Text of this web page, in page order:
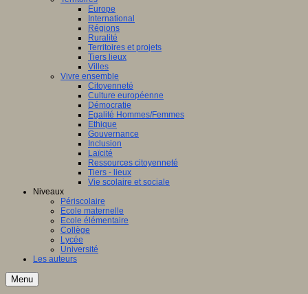
Europe
International
Régions
Ruralité
Territoires et projets
Tiers lieux
Villes
Vivre ensemble
Citoyenneté
Culture européenne
Démocratie
Egalité Hommes/Femmes
Ethique
Gouvernance
Inclusion
Laïcité
Ressources citoyenneté
Tiers - lieux
Vie scolaire et sociale
Niveaux
Périscolaire
Ecole maternelle
Ecole élémentaire
Collège
Lycée
Université
Les auteurs
Menu